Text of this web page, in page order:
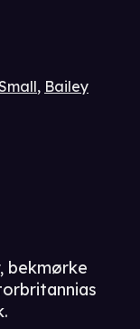
, Bailey
bekmørke